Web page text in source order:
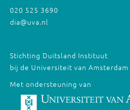
020 525 3690
dia@uva.nl
Stichting Duitsland Instituut
bij de Universiteit van Amsterdam
Met ondersteuning van